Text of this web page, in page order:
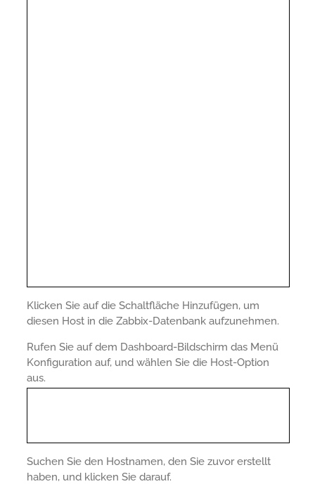
Klicken Sie auf die Schaltfläche Hinzufügen, um
diesen Host in die Zabbix-Datenbank aufzunehmen.
Rufen Sie auf dem Dashboard-Bildschirm das Menü
Konfiguration auf, und wählen Sie die Host-Option
aus.
Suchen Sie den Hostnamen, den Sie zuvor erstellt
haben, und klicken Sie darauf.